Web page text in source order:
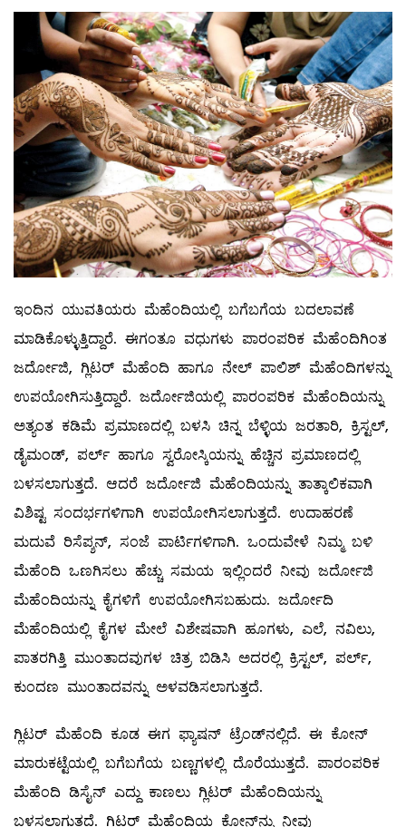
ಇಂದಿನ ಯುವತಿಯರು ಮೆಹೆಂದಿಯಲ್ಲಿ ಬಗೆಬಗೆಯ ಬದಲಾವಣೆ
ಮಾಡಿಕೊಳ್ಳುತ್ತಿದ್ದಾರೆ. ಈಗಂತೂ ವಧುಗಳು ಪಾರಂಪರಿಕ ಮೆಹೆಂದಿಗಿಂತ
ಜರ್ದೋಜಿ, ಗ್ಲಿಟರ್‌ ಮೆಹೆಂದಿ ಹಾಗೂ ನೇಲ್ ಪಾಲಿಶ್‌ ಮೆಹೆಂದಿಗಳನ್ನು
ಉಪಯೋಗಿಸುತ್ತಿದ್ದಾರೆ. ಜರ್ದೋಜಿಯಲ್ಲಿ ಪಾರಂಪರಿಕ ಮೆಹೆಂದಿಯನ್ನು
ಅತ್ಯಂತ ಕಡಿಮೆ ಪ್ರಮಾಣದಲ್ಲಿ ಬಳಸಿ ಚಿನ್ನ ಬೆಳ್ಳಿಯ ಜರತಾರಿ, ಕ್ರಿಸ್ಟಲ್,
ಡೈಮಂಡ್‌, ಪರ್ಲ್ ಹಾಗೂ ಸ್ವರೋಸ್ಕಿಯನ್ನು ಹೆಚ್ಚಿನ ಪ್ರಮಾಣದಲ್ಲಿ
ಬಳಸಲಾಗುತ್ತದೆ. ಆದರೆ ಜರ್ದೋಜಿ ಮೆಹೆಂದಿಯನ್ನು ತಾತ್ಕಾಲಿಕವಾಗಿ
ವಿಶಿಷ್ಟ ಸಂದರ್ಭಗಳಿಗಾಗಿ ಉಪಯೋಗಿಸಲಾಗುತ್ತದೆ. ಉದಾಹರಣೆ
ಮದುವೆ ರಿಸೆಪ್ಶನ್‌, ಸಂಜೆ ಪಾರ್ಟಿಗಳಿಗಾಗಿ. ಒಂದುವೇಳೆ ನಿಮ್ಮ ಬಳಿ
ಮೆಹೆಂದಿ ಒಣಗಿಸಲು ಹೆಚ್ಚು ಸಮಯ ಇಲ್ಲಿಂದರೆ ನೀವು ಜರ್ದೋಜಿ
ಮೆಹೆಂದಿಯನ್ನು ಕೈಗಳಿಗೆ ಉಪಯೋಗಿಸಬಹುದು. ಜರ್ದೋದಿ
ಮೆಹೆಂದಿಯಲ್ಲಿ ಕೈಗಳ ಮೇಲೆ ವಿಶೇಷವಾಗಿ ಹೂಗಳು, ಎಲೆ, ನವಿಲು,
ಪಾತರಗಿತ್ತಿ ಮುಂತಾದವುಗಳ ಚಿತ್ರ ಬಿಡಿಸಿ ಅದರಲ್ಲಿ ಕ್ರಿಸ್ಟಲ್, ಪರ್ಲ್,
ಕುಂದಣ ಮುಂತಾದವನ್ನು ಅಳವಡಿಸಲಾಗುತ್ತದೆ.
ಗ್ಲಿಟರ್‌ ಮೆಹೆಂದಿ ಕೂಡ ಈಗ ಫ್ಯಾಷನ್‌ ಟ್ರೆಂಡ್‌ನಲ್ಲಿದೆ. ಈ ಕೋನ್‌
ಮಾರುಕಟ್ಟೆಯಲ್ಲಿ ಬಗೆಬಗೆಯ ಬಣ್ಣಗಳಲ್ಲಿ ದೊರೆಯುತ್ತದೆ. ಪಾರಂಪರಿಕ
ಮೆಹೆಂದಿ ಡಿಸೈನ್‌ ಎದ್ದು ಕಾಣಲು ಗ್ಲಿಟರ್‌ ಮೆಹೆಂದಿಯನ್ನು
ಬಳಸಲಾಗುತ್ತದೆ. ಗ್ಲಿಟರ್‌ ಮೆಹೆಂದಿಯ ಕೋನ್‌ನ್ನು ನೀವು